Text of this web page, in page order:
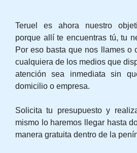
Teruel es ahora nuestro
porque allí te encuentras tú, tu
Por eso basta que nos llames o
cualquiera de los medios que
atención sea inmediata sin
domicilio o empresa.
Solicita tu presupuesto y
mismo lo haremos llegar hasta
manera gratuita dentro de la